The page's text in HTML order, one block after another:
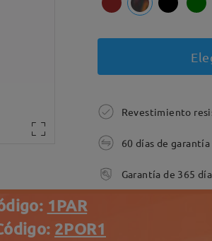
Revestimiento
60 días de
Garantía de 365
1PAR
2POR1